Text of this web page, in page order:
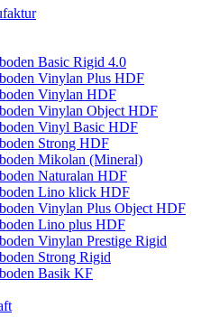
Basic Rigid 4.0
Vinylan Plus HDF
Vinylan HDF
Vinylan Object HDF
Vinyl Basic HDF
Strong HDF
Mikolan (Mineral)
Naturalan HDF
Lino klick HDF
Vinylan Plus Object HDF
Lino plus HDF
Vinylan Prestige Rigid
Strong Rigid
Basik KF